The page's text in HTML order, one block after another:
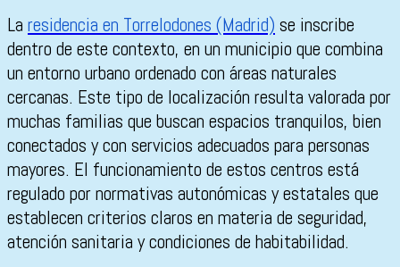
La residencia en Torrelodones (Madrid) se inscribe
dentro de este contexto, en un municipio que combina
un entorno urbano ordenado con áreas naturales
cercanas. Este tipo de localización resulta valorada por
muchas familias que buscan espacios tranquilos, bien
conectados y con servicios adecuados para personas
mayores. El funcionamiento de estos centros está
regulado por normativas autonómicas y estatales que
establecen criterios claros en materia de seguridad,
atención sanitaria y condiciones de habitabilidad.